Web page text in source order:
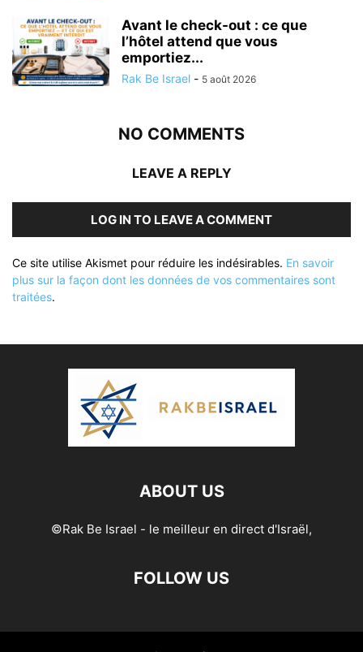
Avant le check-out : ce que
l’hôtel attend que vous
emportiez...
Rak Be Israel - 5 août 2026
NO COMMENTS
LEAVE A REPLY
LOG IN TO LEAVE A COMMENT
Ce site utilise Akismet pour réduire les indésirables. En savoir
plus sur la façon dont les données de vos commentaires sont
traitées.
ABOUT US
©Rak Be Israel - le meilleur en direct d'Israël,
FOLLOW US